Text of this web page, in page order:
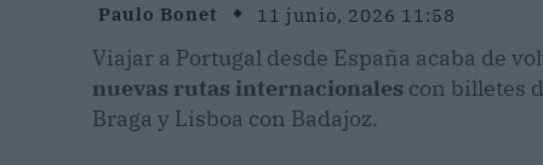
Paulo Bonet 11 junio, 2026 11:58
Viajar a Portugal desde España acaba de
nuevas rutas internacionales con billetes
Braga y Lisboa con Badajoz.